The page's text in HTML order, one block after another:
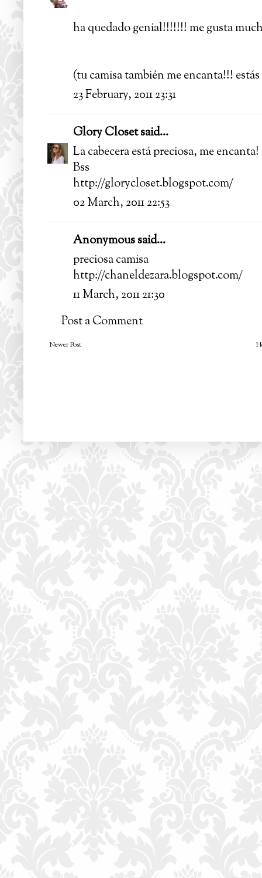
ha quedado genial!!!!!!! me gusta
(tu camisa también me encanta!!!
23 February, 2011 23:31
Glory Closetsaid...
La cabecera está preciosa, me encanta!
Bss
http://glorycloset.blogspot.com/
02 March, 2011 22:53
Anonymous said...
preciosa camisa
http://chaneldezara.blogspot.com/
11 March, 2011 21:30
Post a Comment
Newer Post